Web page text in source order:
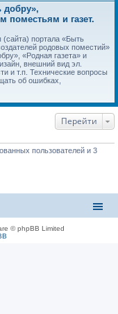
добру»,
и газет.
(сайта) портала «Быть
родовых поместий»
«Родная газета» и
внешний вид эл.
и т.п. Технические вопросы
об ошибках,
Перейти
пользователей и 3
© phpBB Limited